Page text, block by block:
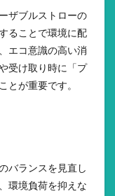
ザブルストローの
ることで環境に配
エコ意識の高い消
受け取り時に「プ
とが重要です。
バランスを見直し
環境負荷を抑えな